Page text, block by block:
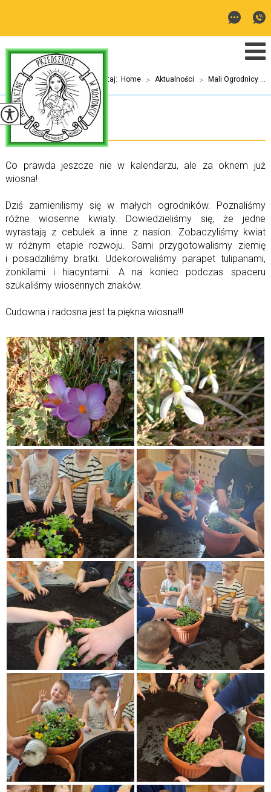
Jesteś tutaj: Home > Aktualności > Mali Ogrodnicy ...
Mali Ogrodnicy
Co prawda jeszcze nie w kalendarzu, ale za oknem już
wiosna!
Dziś zamienilismy się w małych ogrodników. Poznaliśmy
różne wiosenne kwiaty. Dowiedzieliśmy się, że jedne
wyrastają z cebulek a inne z nasion. Zobaczyliśmy kwiat
w różnym etapie rozwoju. Sami przygotowalismy ziemię
i posadziliśmy bratki. Udekorowaliśmy parapet tulipanami,
żonkilami i hiacyntami. A na koniec podczas spaceru
szukaliśmy wiosennych znaków.
Cudowna i radosna jest ta piękna wiosna!!!